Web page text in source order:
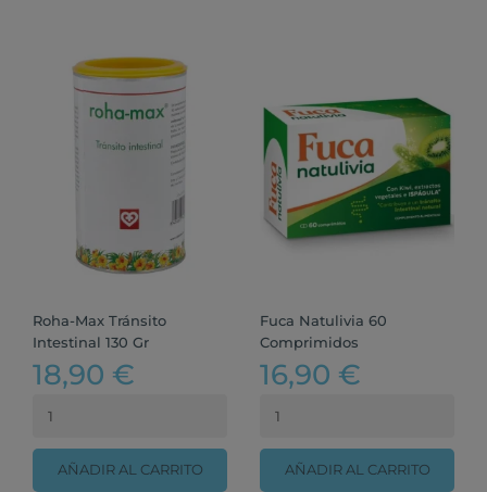
Roha-Max Tránsito
Intestinal 130 Gr
18,90 €
AÑADIR AL CARRITO
Fuca Natulivia 60
Comprimidos
16,90 €
AÑADIR AL CARRITO